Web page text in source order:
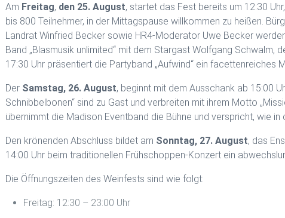
Am Freitag, den 25. August, startet das Fest bereits um 12:30
bis 800 Teilnehmer, in der Mittagspause willkommen zu heißen.
Landrat Winfried Becker sowie HR4-Moderator Uwe Becker
Band „Blasmusik unlimited“ mit dem Stargast Wolfgang Schwalm,
17:30 Uhr präsentiert die Partyband „Aufwind“ ein facettenreiches
Der Samstag, 26. August, beginnt mit dem Ausschank ab 15:00
Schnibbelbonen“ sind zu Gast und verbreiten mit ihrem Motto
übernimmt die Madison Eventband die Bühne und verspricht, wie
Den krönenden Abschluss bildet am Sonntag, 27. August, das
14:00 Uhr beim traditionellen Frühschoppen-Konzert ein
Die Öffnungszeiten des Weinfests sind wie folgt:
Freitag: 12:30 – 23:00 Uhr